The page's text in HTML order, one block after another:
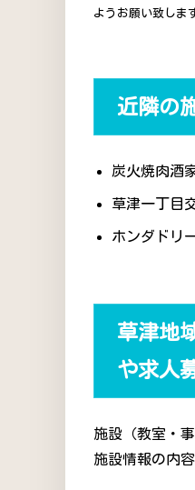
ようお願い致しま
近隣の
炭火焼肉酒
草津一丁目
ホンダドリ
草津地
や求人
施設（教室・
施設情報の内